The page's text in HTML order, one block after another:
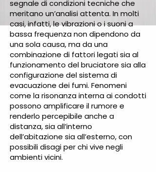
segnale di condizioni tecniche che
meritano un’analisi attenta. In molti
casi, infatti, le vibrazioni o i suoni a
bassa frequenza non dipendono da
una sola causa, ma da una
combinazione di fattori legati sia al
funzionamento del bruciatore sia alla
configurazione del sistema di
evacuazione dei fumi. Fenomeni
come la risonanza interna ai condotti
possono amplificare il rumore e
renderlo percepibile anche a
distanza, sia all’interno
dell’abitazione sia all’esterno, con
possibili disagi per chi vive negli
ambienti vicini.